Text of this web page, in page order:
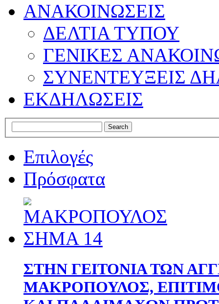
ΑΝΑΚΟΙΝΩΣΕΙΣ
ΔΕΛΤΙΑ ΤΥΠΟΥ
ΓΕΝΙΚΕΣ
ΣΥΝΕΝΤΕΥΞΕΙΣ
ΕΚΔΗΛΩΣΕΙΣ
Επιλογές
Πρόσφατα
ΣΤΗΝ ΓΕΙΤΟΝΙΑ ΤΩΝ
ΜΑΚΡΟΠΟΥΛΟΣ,